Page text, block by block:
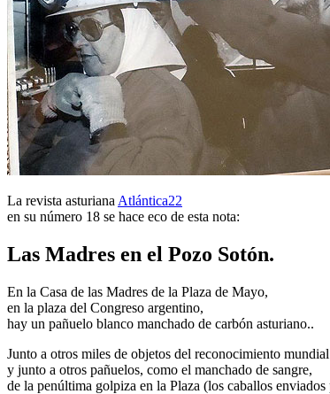
La revista asturiana Atlántica22
en su número 18 se hace eco de esta nota:
Las Madres en el Pozo Sotón.
En la Casa de las Madres de la Plaza de Mayo,
en la plaza del Congreso argentino,
hay un pañuelo blanco manchado de carbón asturiano..
Junto a otros miles de objetos del reconocimiento
y junto a otros pañuelos, como el manchado de sangre,
de la penúltima golpiza en la Plaza (los caballos